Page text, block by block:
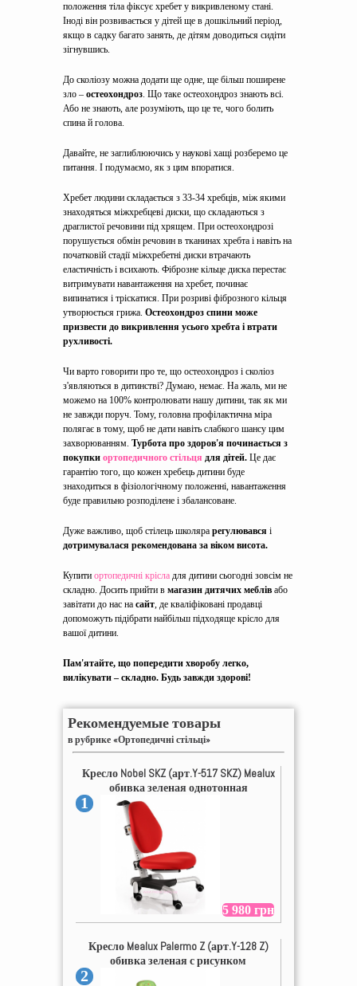
положення тіла фіксує хребет у викривленому стані.
Іноді він розвивається у дітей ще в дошкільний період,
якщо в садку багато занять, де дітям доводиться сидіти
зігнувшись.
До сколіозу можна додати ще одне, ще більш поширене
зло – остеохондроз. Що таке остеохондроз знають всі.
Або не знають, але розуміють, що це те, чого болить
спина й голова.
Давайте, не заглиблюючись у наукові хащі розберемо це
питання. І подумаємо, як з цим впоратися.
Хребет людини складається з 33-34 хребців, між якими
знаходяться міжхребцеві диски, що складаються з
драглистої речовини під хрящем. При остеохондрозі
порушується обмін речовин в тканинах хребта і навіть на
початковій стадії міжхребетні диски втрачають
еластичність і всихають. Фіброзне кільце диска перестає
витримувати навантаження на хребет, починає
випинатися і тріскатися. При розриві фіброзного кільця
утворюється грижа. Остеохондроз спини може
призвести до викривлення усього хребта і втрати
рухливості.
Чи варто говорити про те, що остеохондроз і сколіоз
з'являються в дитинстві? Думаю, немає. На жаль, ми не
можемо на 100% контролювати нашу дитини, так як ми
не завжди поруч. Тому, головна профілактична міра
полягає в тому, щоб не дати навіть слабкого шансу цим
захворюванням. Турбота про здоров'я починається з
покупки ортопедичного стільця для дітей. Це дає
гарантію того, що кожен хребець дитини буде
знаходиться в фізіологічному положенні, навантаження
буде правильно розподілене і збалансоване.
Дуже важливо, щоб стілець школяра регулювався і
дотримувалася рекомендована за віком висота.
Купити ортопедичні крісла для дитини сьогодні зовсім не
складно. Досить прийти в магазин дитячих меблів або
завітати до нас на сайт, де кваліфіковані продавці
допоможуть підібрати найбільш підходяще крісло для
вашої дитини.
Пам'ятайте, що попередити хворобу легко,
вилікувати – складно. Будь завжди здорові!
Рекомендуемые товары
в рубрике «Ортопедичні стільці»
Кресло Nobel SKZ (арт.Y-517 SKZ) Mealux
обивка зеленая однотонная
1
5 980 грн
Кресло Mealux Palermo Z (арт.Y-128 Z)
обивка зеленая с рисунком
2